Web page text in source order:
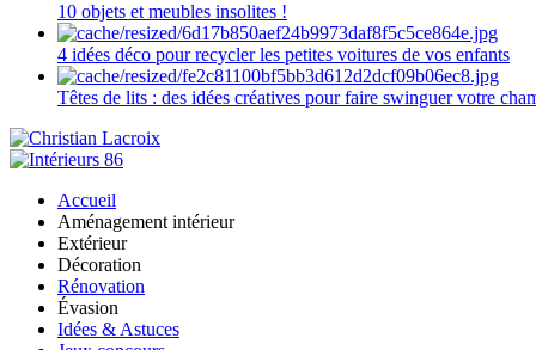
10 objets et meubles insolites !
4 idées déco pour recycler les petites voitures de vos enfants
Têtes de lits : des idées créatives pour faire swinguer votre
Accueil
Aménagement intérieur
Extérieur
Décoration
Rénovation
Évasion
Idées & Astuces